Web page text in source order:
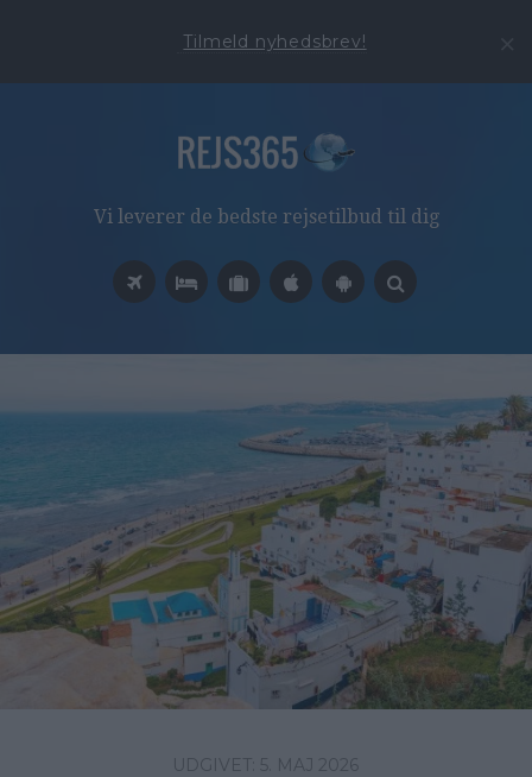
Tilmeld nyhedsbrev!
Vi leverer de bedste rejsetilbud til dig
5. MAJ 2026